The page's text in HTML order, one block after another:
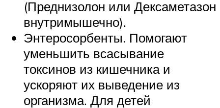
(Преднизолон или Дексаметазон
внутримышечно).
Энтеросорбенты. Помогают
уменьшить всасывание
токсинов из кишечника и
ускоряют их выведение из
организма. Для детей